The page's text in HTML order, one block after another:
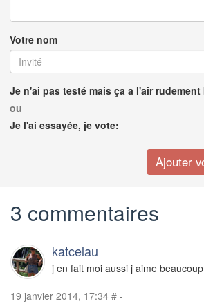
Votre nom
Je n'ai pas testé mais ça a l'air rudement
ou
Je l'ai essayée, je vote:
3 commentaires
katcelau
j en fait moi aussi j aime
19 janvier 2014, 17:34 # -